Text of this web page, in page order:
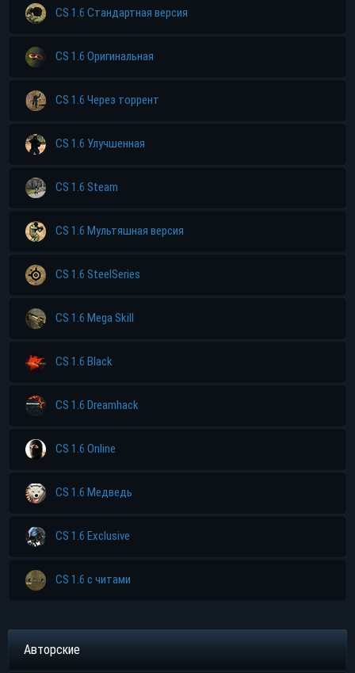
CS 1.6 Стандартная версия
CS 1.6 Оригинальная
CS 1.6 Через торрент
CS 1.6 Улучшенная
CS 1.6 Steam
CS 1.6 Мультяшная версия
CS 1.6 SteelSeries
CS 1.6 Mega Skill
CS 1.6 Black
CS 1.6 Dreamhack
CS 1.6 Online
CS 1.6 Медведь
CS 1.6 Exclusive
CS 1.6 с читами
Авторские